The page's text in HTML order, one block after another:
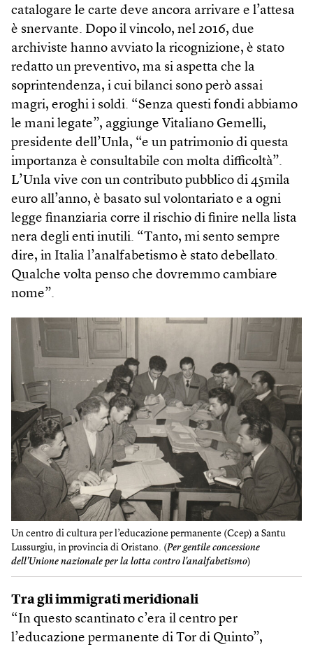
catalogare le carte deve ancora arrivare e l’attesa
è snervante. Dopo il vincolo, nel 2016, due
archiviste hanno avviato la ricognizione, è stato
redatto un preventivo, ma si aspetta che la
soprintendenza, i cui bilanci sono però assai
magri, eroghi i soldi. “Senza questi fondi abbiamo
le mani legate”, aggiunge Vitaliano Gemelli,
presidente dell’Unla, “e un patrimonio di questa
importanza è consultabile con molta difficoltà”.
L’Unla vive con un contributo pubblico di 45mila
euro all’anno, è basato sul volontariato e a ogni
legge finanziaria corre il rischio di finire nella lista
nera degli enti inutili. “Tanto, mi sento sempre
dire, in Italia l’analfabetismo è stato debellato.
Qualche volta penso che dovremmo cambiare
nome”.
Un centro di cultura per l’educazione permanente (Ccep) a Santu
Lussurgiu, in provincia di Oristano. (Per gentile concessione
dell'Unione nazionale per la lotta contro l'analfabetismo)
Tra gli immigrati meridionali
“In questo scantinato c’era il centro per
l’educazione permanente di Tor di Quinto”,